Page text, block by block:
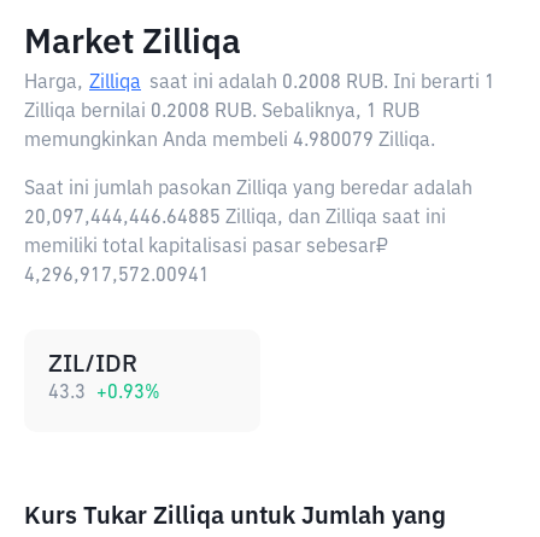
Market Zilliqa
Harga, Zilliqa saat ini adalah 0.2008 RUB. Ini berarti 1
Zilliqa bernilai 0.2008 RUB. Sebaliknya, 1 RUB
memungkinkan Anda membeli 4.980079 Zilliqa.
Saat ini jumlah pasokan Zilliqa yang beredar adalah
20,097,444,446.64885 Zilliqa, dan Zilliqa saat ini
memiliki total kapitalisasi pasar sebesar₽
4,296,917,572.00941
ZIL/IDR
43.3 +0.93%
Kurs Tukar Zilliqa untuk Jumlah yang